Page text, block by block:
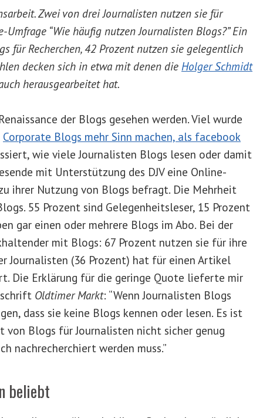
Zwei von drei Journalisten nutzen sie für
“Wie häufig nutzen Journalisten Blogs?” Ein
für Recherchen, 42 Prozent nutzen sie gelegentlich
decken sich in etwa mit denen die Holger Schmidt
herausgearbeitet hat.
der Blogs gesehen werden. Viel wurde
Corporate Blogs mehr Sinn machen, als facebook
wie viele Journalisten Blogs lesen oder damit
mit Unterstützung des DJV eine Online-
ihrer Nutzung von Blogs befragt. Die Mehrheit
55 Prozent sind Gelegenheitsleser, 15 Prozent
gar einen oder mehrere Blogs im Abo. Bei der
mit Blogs: 67 Prozent nutzen sie für ihre
Journalisten (36 Prozent) hat für einen Artikel
Die Erklärung für die geringe Quote lieferte mir
Oldtimer Markt: “Wenn Journalisten Blogs
dass sie keine Blogs kennen oder lesen. Es ist
Blogs für Journalisten nicht sicher genug
nachrecherchiert werden muss.”
beliebt